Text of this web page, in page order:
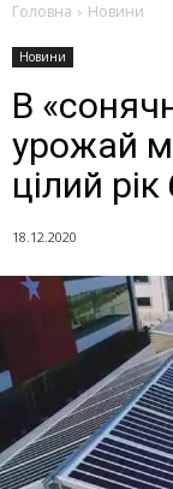
Головна Новини
Новини
В
урожай
цілий
18.12.2020